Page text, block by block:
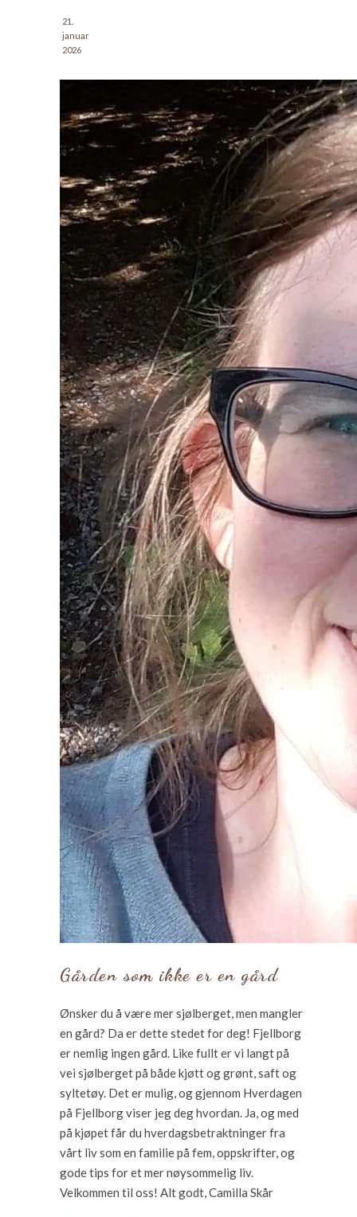
21.
januar
2026
Gården som ikke er en gård
Ønsker du å være mer sjølberget, men mangler
en gård? Da er dette stedet for deg! Fjellborg
er nemlig ingen gård. Like fullt er vi langt på
vei sjølberget på både kjøtt og grønt, saft og
syltetøy. Det er mulig, og gjennom Hverdagen
på Fjellborg viser jeg deg hvordan. Ja, og med
på kjøpet får du hverdagsbetraktninger fra
vårt liv som en familie på fem, oppskrifter, og
gode tips for et mer nøysommelig liv.
Velkommen til oss! Alt godt, Camilla Skår